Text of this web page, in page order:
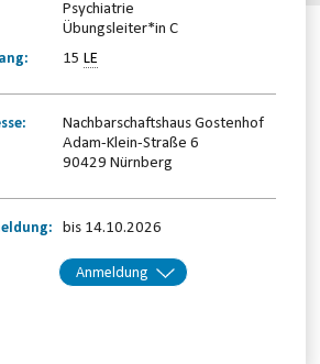
Psychiatrie
Übungsleiter*in C
15 LE
Nachbarschaftshaus Gostenhof
Adam-Klein-Straße 6
90429 Nürnberg
bis 14.10.2026
Anmeldung